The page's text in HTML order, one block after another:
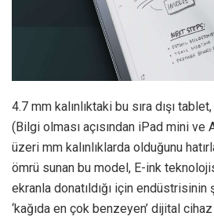
4.7 mm kalınlıktaki bu sıra dışı
(Bilgi olması açısından iPad mini ve
üzeri mm kalınlıklarda olduğunu
ömrü sunan bu model, E-ink
ekranla donatıldığı için endüstrisinin
‘kağıda en çok benzeyen’ dijital